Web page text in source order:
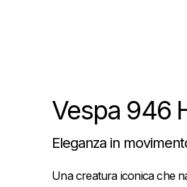
Vespa 946
Eleganza in
Una creatura iconica che